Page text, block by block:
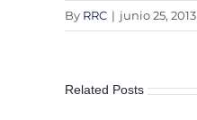
By RRC | junio 25, 2013
Related Posts